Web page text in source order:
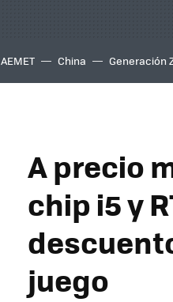
AEMET China Generación
A precio
chip i5 y
juego